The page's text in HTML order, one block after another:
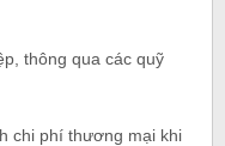
thông qua các quỹ
chi phí thương mại khi